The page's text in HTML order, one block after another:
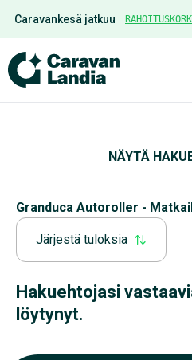
Caravankesä jatkuu
NÄYTÄ
Granduca Autoroller -
Järjestä tuloksia
Hakuehtojasi
löytynyt.